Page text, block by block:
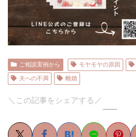
ご相談実例から モヤモヤの原因
夫への不満
離婚
＼この記事をシェアする／